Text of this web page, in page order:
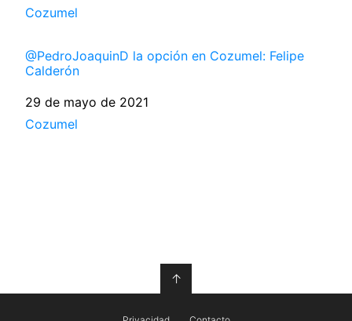
Respecto a
Cozumel
@PedroJoaquinD la opción en Cozumel: Felipe
Calderón
Fecha
29 de mayo de 2021
Respecto a
Cozumel
↑